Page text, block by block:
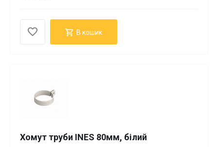
В кошик
Хомут труби INES 80мм, білий